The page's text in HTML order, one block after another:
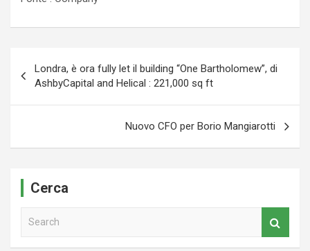
articoli
Londra, è ora fully let il building “One Bartholomew”, di
AshbyCapital and Helical : 221,000 sq ft
Nuovo CFO per Borio Mangiarotti
Cerca